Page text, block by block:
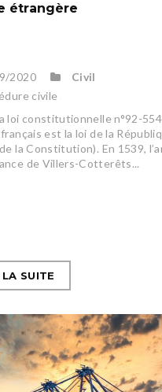
étrangère
2020
Civil
civile
loi constitutionnelle n°92-
est la loi de la
la Constitution). En 1539,
de Villers-Cotterêts...
LA SUITE